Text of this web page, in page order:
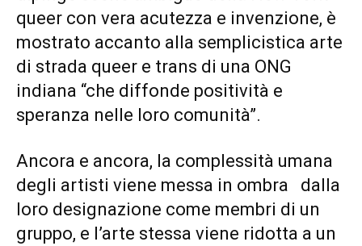
queer con vera acutezza e invenzione, è
mostrato accanto alla semplicistica arte
di strada queer e trans di una ONG
indiana “che diffonde positività e
speranza nelle loro comunità”.
Ancora e ancora, la complessità umana
degli artisti viene messa in ombra dalla
loro designazione come membri di un
gruppo, e l’arte stessa viene ridotta a un